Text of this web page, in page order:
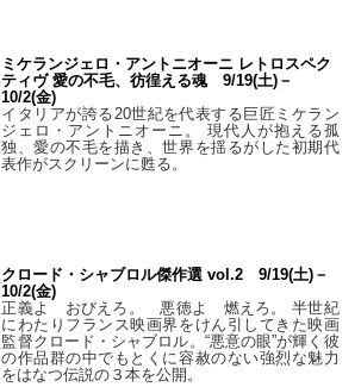
ミケランジェロ・アントニオーニ レトロスペク
ティヴ 愛の不毛、彷徨える魂 9/19(土)－
10/2(金)
イタリアが誇る20世紀を代表する巨匠ミケラン
ジェロ・アントニオーニ。 現代人が抱える孤
独、愛の不毛を描き、世界を揺るがした初期代
表作がスクリーンに甦る。
クロード・シャブロル傑作選 vol.2 9/19(土)－
10/2(金)
正義よ おびえろ。 悪徳よ 燃えろ。 半世紀
にわたりフランス映画界をけん引してきた映画
監督クロード・シャブロル。“悪意の眼”が輝く彼
の作品群の中でもとくに容赦のない強烈な魅力
をはなつ伝説の３本を公開。